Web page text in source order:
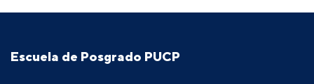
Escuela de Posgrado PUCP